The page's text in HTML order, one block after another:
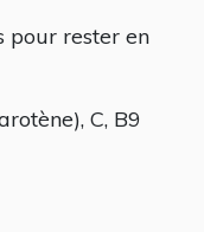
pour rester en
C, B9